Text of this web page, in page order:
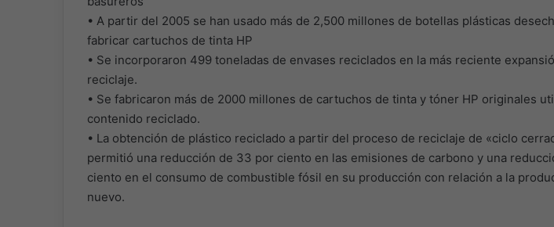
• A partir del 2005 se han usado más de 2,500 millones de botellas plásticas
fabricar cartuchos de tinta HP
• Se incorporaron 499 toneladas de envases reciclados en la más reciente
reciclaje.
• Se fabricaron más de 2000 millones de cartuchos de tinta y tóner HP originales
contenido reciclado.
• La obtención de plástico reciclado a partir del proceso de reciclaje de «ciclo
permitió una reducción de 33 por ciento en las emisiones de carbono y una
ciento en el consumo de combustible fósil en su producción con relación a la
nuevo.